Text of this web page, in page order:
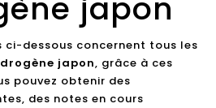
ci-dessous concernent tous les
japon, grâce à ces
pouvez obtenir des
des notes en cours